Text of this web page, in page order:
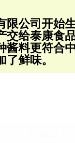
限公司开始
交给泰康食
酱料更符合
鲜味。